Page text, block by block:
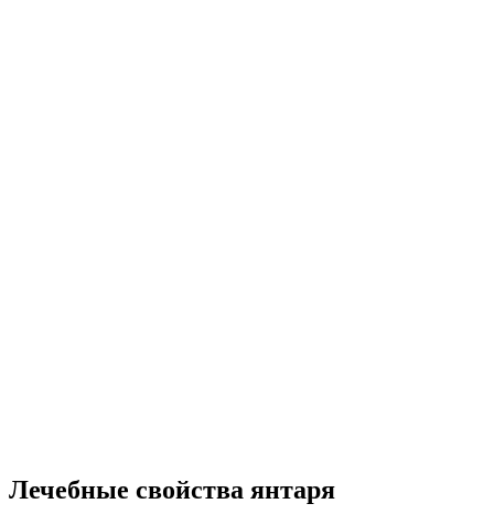
Лечебные свойства янтаря